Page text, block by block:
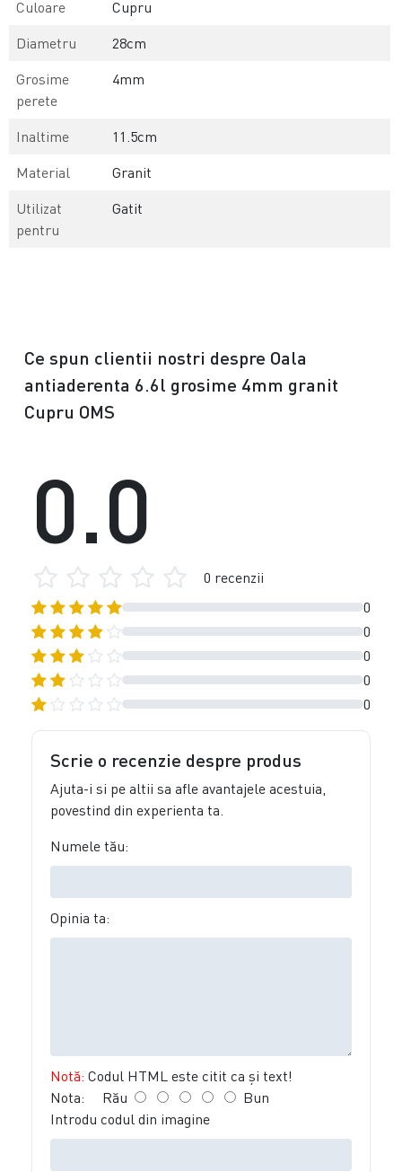
Culoare
Cupru
Diametru
28cm
Grosime
perete
4mm
Inaltime
11.5cm
Material
Granit
Utilizat
pentru
Gatit
Ce spun clientii nostri despre Oala
antiaderenta 6.6l grosime 4mm granit
Cupru OMS
0
0
0
0
0
0.0
0 recenzii
Scrie o recenzie despre produs
Ajuta-i si pe altii sa afle avantajele acestuia,
povestind din experienta ta.
Numele tău:
Opinia ta:
Notă: Codul HTML este citit ca şi text!
Nota: Rău
Bun
Introdu codul din imagine